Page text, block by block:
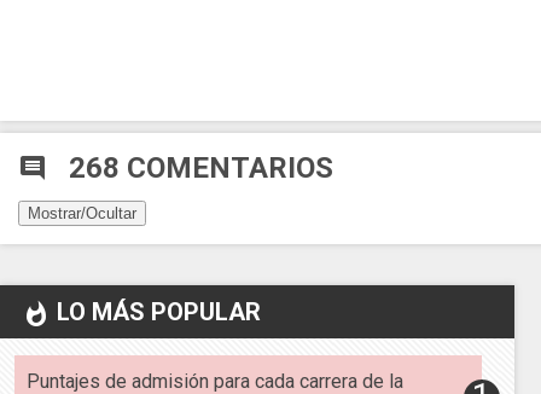
comment 268 COMENTARIOS
Mostrar/Ocultar
whatshot LO MÁS POPULAR
Puntajes de admisión para cada carrera de la